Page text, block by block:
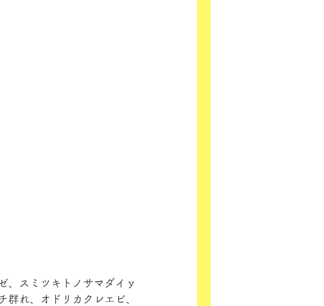
、スミツキトノサマダイｙ
群れ、オドリカクレエビ、